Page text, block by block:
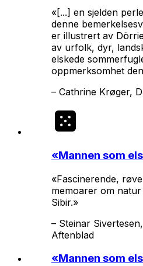
«[...] en sjelden
denne
er illustrert av
av urfolk, dyr,
elskede
oppmerksomhet
– Cathrine Krøger,
«Mannen som
«Fascinerende,
memoarer om
Sibir.»
– Steinar
Aftenblad
«Mannen som